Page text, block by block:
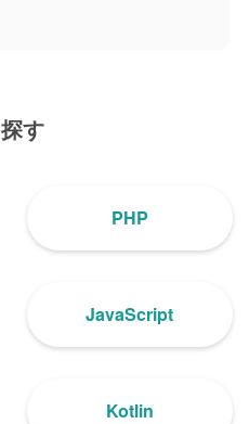
す
PHP
JavaScript
Kotlin